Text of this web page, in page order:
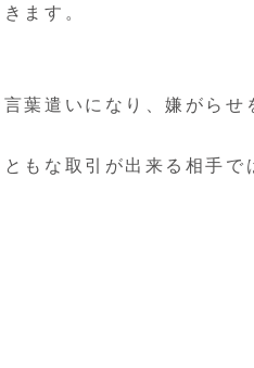
ます。
葉遣いになり、嫌がらせ
もな取引が出来る相手で